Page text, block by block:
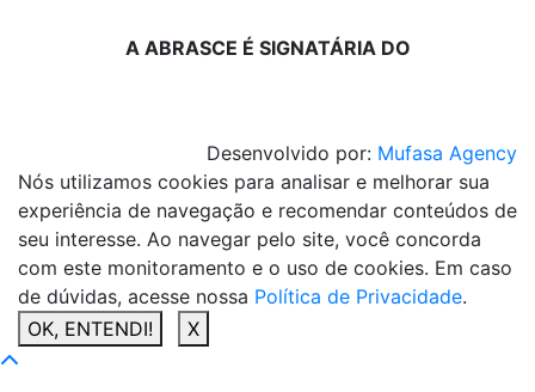
A ABRASCE É SIGNATÁRIA DO
Desenvolvido por: Mufasa Agency
Nós utilizamos cookies para analisar e melhorar sua
experiência de navegação e recomendar conteúdos de
seu interesse. Ao navegar pelo site, você concorda
com este monitoramento e o uso de cookies. Em caso
de dúvidas, acesse nossa Política de Privacidade.
OK, ENTENDI!
X